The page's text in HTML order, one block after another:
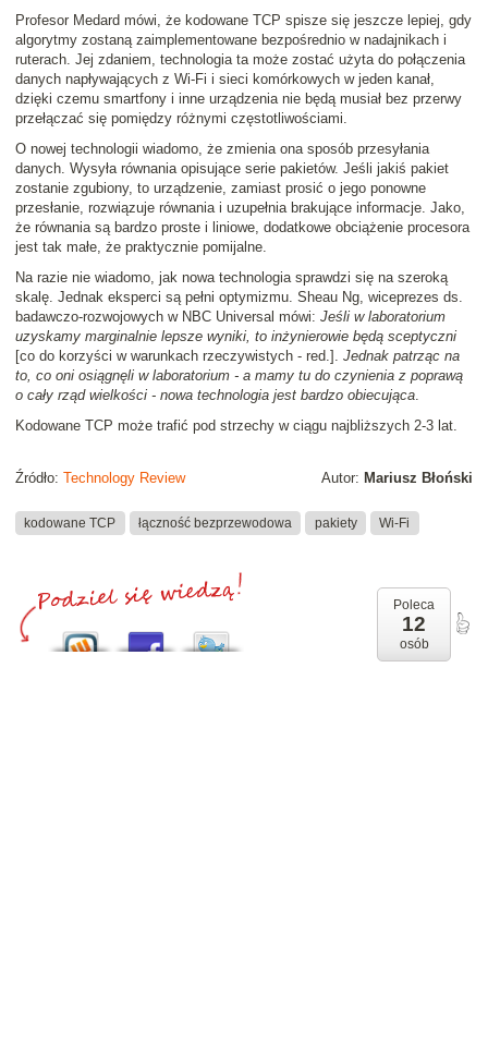
Profesor Medard mówi, że kodowane TCP spisze się jeszcze lepiej, gdy
algorytmy zostaną zaimplementowane bezpośrednio w nadajnikach i
ruterach. Jej zdaniem, technologia ta może zostać użyta do połączenia
danych napływających z Wi-Fi i sieci komórkowych w jeden kanał,
dzięki czemu smartfony i inne urządzenia nie będą musiał bez przerwy
przełączać się pomiędzy różnymi częstotliwościami.
O nowej technologii wiadomo, że zmienia ona sposób przesyłania
danych. Wysyła równania opisujące serie pakietów. Jeśli jakiś pakiet
zostanie zgubiony, to urządzenie, zamiast prosić o jego ponowne
przesłanie, rozwiązuje równania i uzupełnia brakujące informacje. Jako,
że równania są bardzo proste i liniowe, dodatkowe obciążenie procesora
jest tak małe, że praktycznie pomijalne.
Na razie nie wiadomo, jak nowa technologia sprawdzi się na szeroką
skalę. Jednak eksperci są pełni optymizmu. Sheau Ng, wiceprezes ds.
badawczo-rozwojowych w NBC Universal mówi: Jeśli w laboratorium
uzyskamy marginalnie lepsze wyniki, to inżynierowie będą sceptyczni
[co do korzyści w warunkach rzeczywistych - red.]. Jednak patrząc na
to, co oni osiągnęli w laboratorium - a mamy tu do czynienia z poprawą
o cały rząd wielkości - nowa technologia jest bardzo obiecująca.
Kodowane TCP może trafić pod strzechy w ciągu najbliższych 2-3 lat.
Autor: Mariusz Błoński
Źródło: Technology Review
kodowane TCP łączność bezprzewodowa pakiety Wi-Fi
Poleca
12
osób